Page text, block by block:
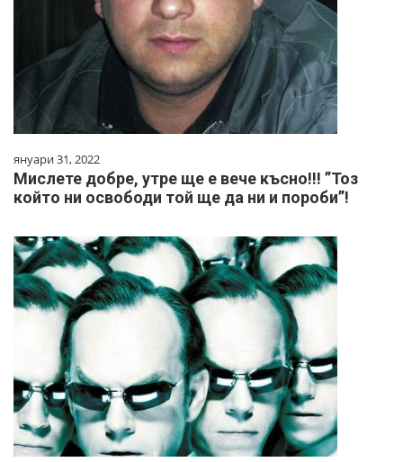
януари 31, 2022
Мислете добре, утре ще е вече късно!!! ”Тоз
който ни освободи той ще да ни и пороби”!